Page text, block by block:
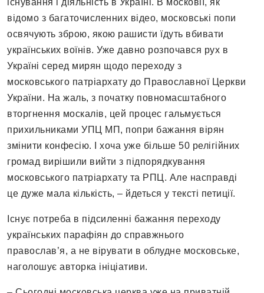
існування і діяльність в Україні. В московії, як
відомо з багаточисленних відео, московські попи
освячують зброю, якою рашисти їдуть вбивати
українських воїнів. Уже давно розпочався рух в
Україні серед мирян щодо переходу з
московського патріархату до Православної Церкви
України. На жаль, з початку повномасштабного
вторгнення москалів, цей процес гальмується
прихильниками УПЦ МП, попри бажання вірян
змінити конфесію. І хоча уже більше 50 релігійних
громад вирішили вийти з підпорядкування
московського патріархату та РПЦ. Але насправді
це дуже мала кількість, – йдеться у тексті петиції.
Існує потреба в підсиленні бажання переходу
українських парафіян до справжнього
православ’я, а не вірувати в облудне московське,
наголошує авторка ініціативи.